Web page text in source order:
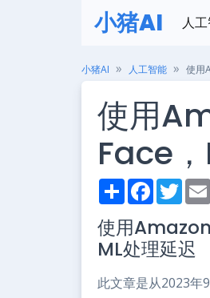
小猪AI 人
小猪AI 人工智能 使用
使用
Face
S
h
r
e
F
a
e
b
o
o
k
T
w
t
t
e
r
使用
ML处理延迟
此文章是从2023年